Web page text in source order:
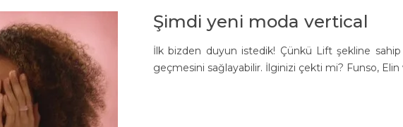
Şimdi yeni moda vertical
İlk bizden duyun istedik! Çünkü Lift şekline sahip
geçmesini sağlayabilir. İlginizi çekti mi? Funso,